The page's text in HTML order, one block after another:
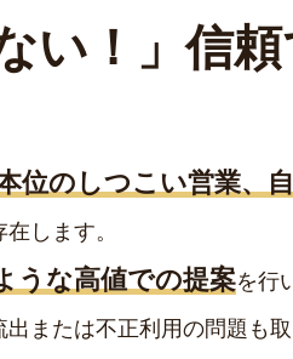
い！」信
位のしつこい営業、
します。
うな高値での提案を行
または不正利用の問題も取